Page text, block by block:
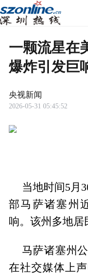
一颗流星在
爆炸引发巨
央视新闻
2026-05-31 05:45:52
当地时间5月
部马萨诸塞州
响。该州多地居
马萨诸塞州
在社交媒体上